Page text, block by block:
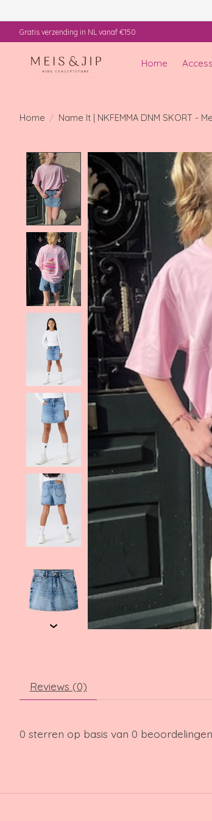
Gratis verzending in NL vanaf €150
Home
Home / Name It | NKFEMMA DNM SKORT -
Product image slideshow
Reviews (0)
0 sterren op basis van 0 beoordelingen